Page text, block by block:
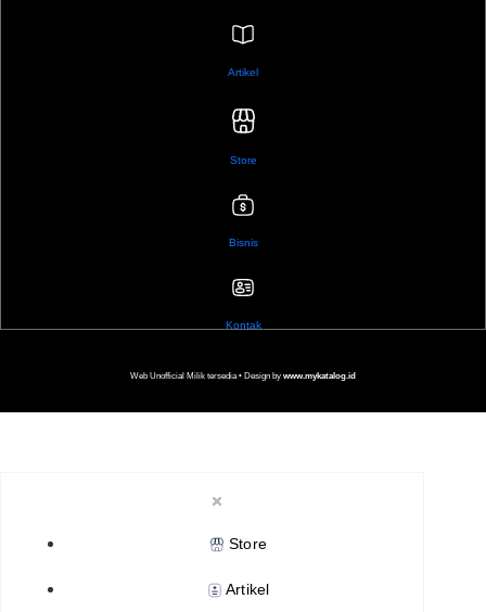
Artikel
Store
Bisnis
Kontak
Web Unofficial Milik tersedia • Design by www.mykatalog.id
Store
Artikel